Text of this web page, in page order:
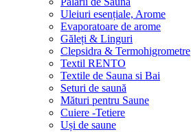
Uleiuri esențiale, Arome
Evaporatoare de arome
Găleți & Linguri
Clepsidra & Termohigrometre
Textil RENTO
Textile de Sauna si Bai
Seturi de saună
Mături pentru Saune
Cuiere -Tetiere
Uși de saune